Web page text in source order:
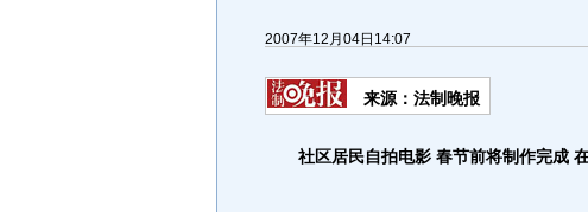
2007年12月04日14:07
来源：法制晚报
社区居民自拍电影 春节前将制作完成